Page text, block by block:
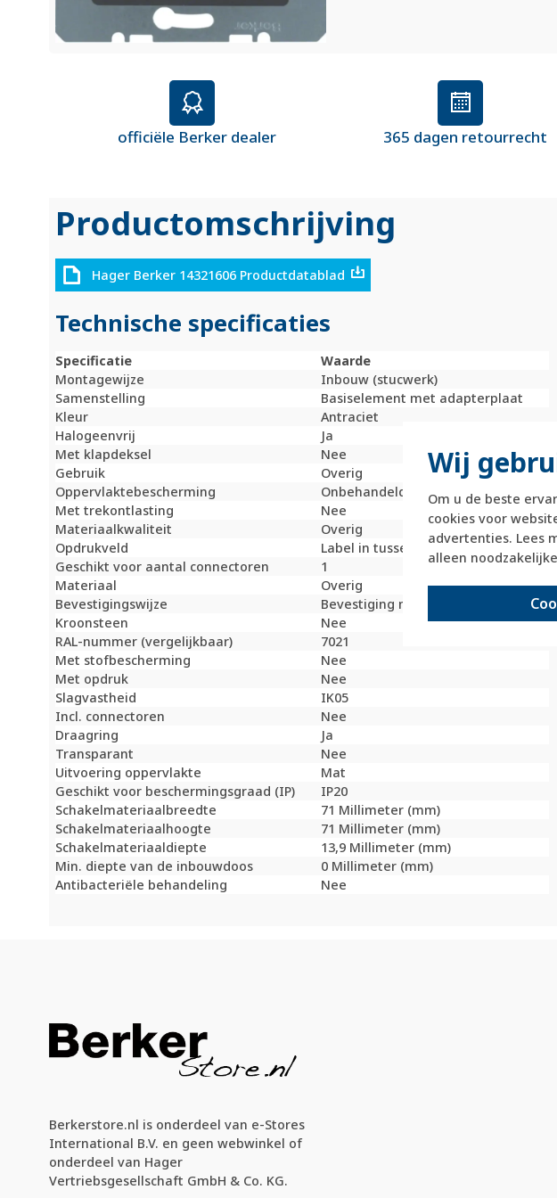
Wij
Om u de beste
cookies voor
advertenties. Lees
alleen
officiële Berker dealer 365 dagen retourrecht
Productomschrijving
Hager Berker 14321606 Productdatablad
Technische specificaties
Specificatie
Waarde
Montagewijze
Inbouw (stucwerk)
Samenstelling
Basiselement met adapterplaat
Kleur
Antraciet
Halogeenvrij
Ja
Met klapdeksel
Nee
Gebruik
Overig
Oppervlaktebescherming
Onbehandeld
Met trekontlasting
Nee
Materiaalkwaliteit
Overig
Opdrukveld
Label in tussenring inklikbaar
Geschikt voor aantal connectoren
1
Materiaal
Overig
Bevestigingswijze
Bevestiging met schroef
Kroonsteen
Nee
RAL-nummer (vergelijkbaar)
7021
Met stofbescherming
Nee
Met opdruk
Nee
Slagvastheid
IK05
Incl. connectoren
Nee
Draagring
Ja
Transparant
Nee
Uitvoering oppervlakte
Mat
Geschikt voor beschermingsgraad (IP)
IP20
Schakelmateriaalbreedte
71 Millimeter (mm)
Schakelmateriaalhoogte
71 Millimeter (mm)
Schakelmateriaaldiepte
13,9 Millimeter (mm)
Min. diepte van de inbouwdoos
0 Millimeter (mm)
Antibacteriële behandeling
Nee
Berkerstore.nl is onderdeel van e-Stores
International B.V. en geen webwinkel of
onderdeel van Hager
Vertriebsgesellschaft GmbH & Co. KG.